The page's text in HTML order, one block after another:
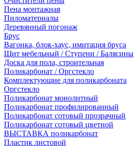
Пена монтажная
Пиломатериалы
Деревянный погонаж
Брус
Вагонка, блок-хаус, имитация бруса
Щит мебельный / Ступени / Балясины
Доска для пола, строительная
Поликарбонат / Оргстекло
Комплектующие для поликарбоната
Оргстекло
Поликарбонат монолитный
Поликарбонат профилированный
Поликарбонат сотовый прозрачный
Поликарбонат сотовый цветной
ВЫСТАВКА поликарбонат
Пластик листовой